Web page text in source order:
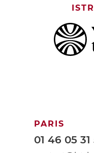
PARIS
01 46 05 31